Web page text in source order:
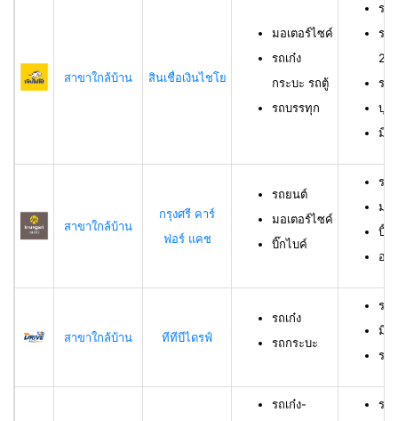
สาขาใกล้บ้าน สินเชื่อเงินไชโย
มอเตอร์ไซค์
รถเก๋ง
กระบะ รถตู้
รถบรรทุก
รถ
รถ
23
รถ
บุค
มีร
สาขาใกล้บ้าน
กรุงศรี คาร์
ฟอร์ แคช
รถยนต์
มอเตอร์ไซค์
บิ๊กไบค์
รถ
มอ
บิ๊ก
อา
สาขาใกล้บ้าน ทีทีบีไดรฟ์
รถเก๋ง
รถกระบะ
รถ
มีอ
รา
รถเก๋ง-
รถ